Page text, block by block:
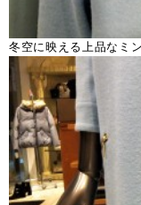
冬空に映える上品なミ